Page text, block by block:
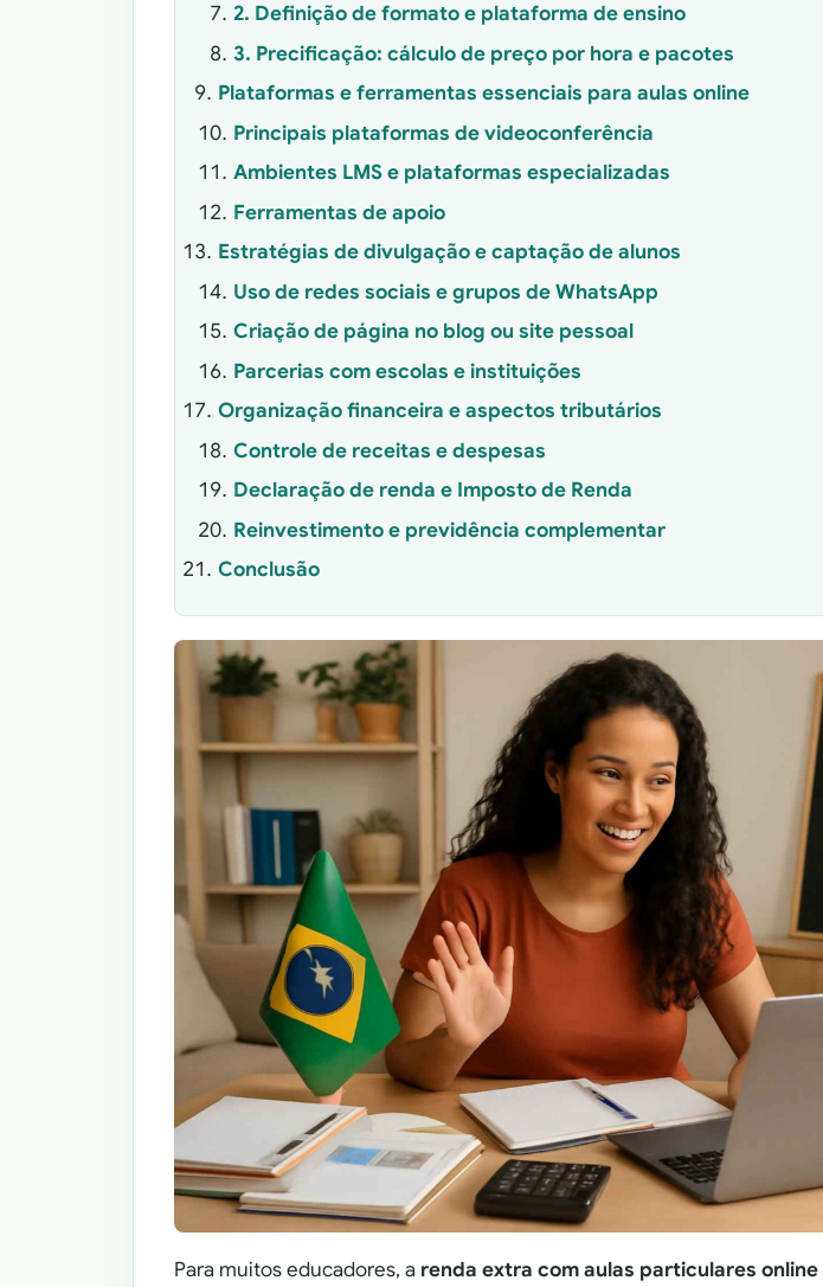
2. Definição de formato e plataforma de ensino
3. Precificação: cálculo de preço por hora e pacotes
Plataformas e ferramentas essenciais para aulas online
Principais plataformas de videoconferência
Ambientes LMS e plataformas especializadas
Ferramentas de apoio
Estratégias de divulgação e captação de alunos
Uso de redes sociais e grupos de WhatsApp
Criação de página no blog ou site pessoal
Parcerias com escolas e instituições
Organização financeira e aspectos tributários
Controle de receitas e despesas
Declaração de renda e Imposto de Renda
Reinvestimento e previdência complementar
Conclusão
Para muitos educadores, a renda extra com aulas particulares online